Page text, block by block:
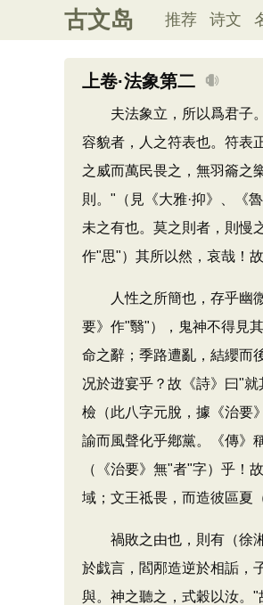
古文岛 推荐 诗文
上卷·法象第二
夫法象立，所以爲君子。
容貌者，人之符表也。符表
之威而萬民畏之，無羽籥之
則。"（見《大雅·抑》、《
未之有也。莫之則者，則慢
作"思"）其所以然，哀哉！
人性之所簡也，存乎幽微
要》作"翳"），鬼神不得見
命之辭；季路遭亂，結纓而
况於逰宴乎？故《詩》曰"
檢（此八字元脫，據《治要
諭而風聲化乎鄕黨。《傳》
（《治要》無"者"字）乎！
域；文王祗畏，而造彼區夏
禍敗之由也，則有（徐湘
於戯言，閻邴造逆於相詬，
與。神之聽之，式穀以汝。